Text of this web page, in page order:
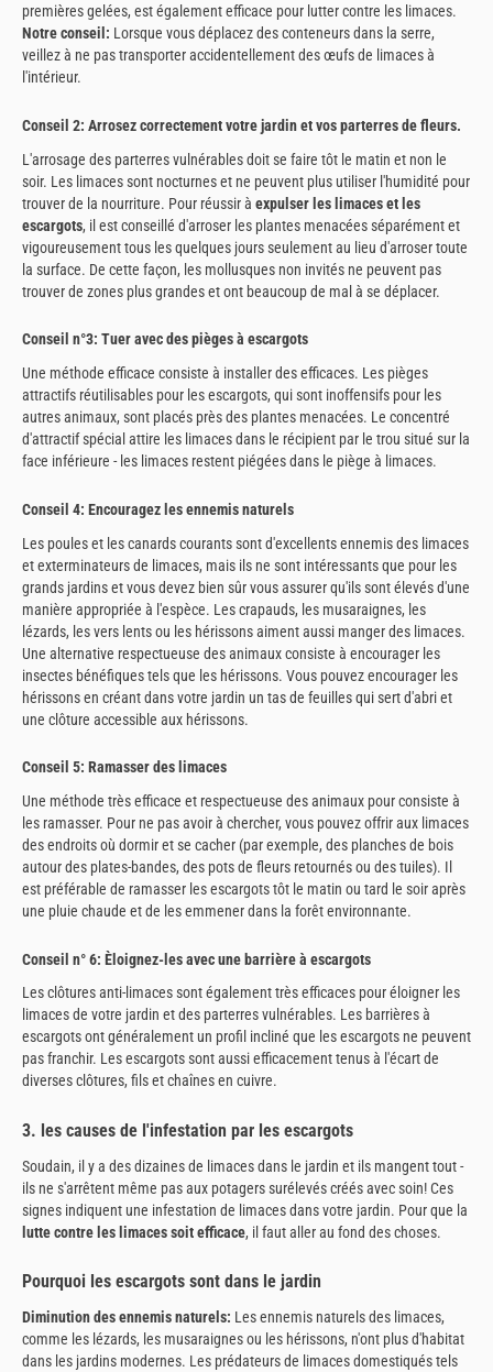
premières gelées, est également efficace pour lutter contre les limaces.
Notre conseil: Lorsque vous déplacez des conteneurs dans la serre,
veillez à ne pas transporter accidentellement des œufs de limaces à
l'intérieur.
Conseil 2: Arrosez correctement votre jardin et vos parterres de fleurs.
L'arrosage des parterres vulnérables doit se faire tôt le matin et non le
soir. Les limaces sont nocturnes et ne peuvent plus utiliser l'humidité pour
trouver de la nourriture. Pour réussir à expulser les limaces et les
escargots, il est conseillé d'arroser les plantes menacées séparément et
vigoureusement tous les quelques jours seulement au lieu d'arroser toute
la surface. De cette façon, les mollusques non invités ne peuvent pas
trouver de zones plus grandes et ont beaucoup de mal à se déplacer.
Conseil n°3: Tuer avec des pièges à escargots
Une méthode efficace consiste à installer des efficaces. Les pièges
attractifs réutilisables pour les escargots, qui sont inoffensifs pour les
autres animaux, sont placés près des plantes menacées. Le concentré
d'attractif spécial attire les limaces dans le récipient par le trou situé sur la
face inférieure - les limaces restent piégées dans le piège à limaces.
Conseil 4: Encouragez les ennemis naturels
Les poules et les canards courants sont d'excellents ennemis des limaces
et exterminateurs de limaces, mais ils ne sont intéressants que pour les
grands jardins et vous devez bien sûr vous assurer qu'ils sont élevés d'une
manière appropriée à l'espèce. Les crapauds, les musaraignes, les
lézards, les vers lents ou les hérissons aiment aussi manger des limaces.
Une alternative respectueuse des animaux consiste à encourager les
insectes bénéfiques tels que les hérissons. Vous pouvez encourager les
hérissons en créant dans votre jardin un tas de feuilles qui sert d'abri et
une clôture accessible aux hérissons.
Conseil 5: Ramasser des limaces
Une méthode très efficace et respectueuse des animaux pour consiste à
les ramasser. Pour ne pas avoir à chercher, vous pouvez offrir aux limaces
des endroits où dormir et se cacher (par exemple, des planches de bois
autour des plates-bandes, des pots de fleurs retournés ou des tuiles). Il
est préférable de ramasser les escargots tôt le matin ou tard le soir après
une pluie chaude et de les emmener dans la forêt environnante.
Conseil n° 6: Èloignez-les avec une barrière à escargots
Les clôtures anti-limaces sont également très efficaces pour éloigner les
limaces de votre jardin et des parterres vulnérables. Les barrières à
escargots ont généralement un profil incliné que les escargots ne peuvent
pas franchir. Les escargots sont aussi efficacement tenus à l'écart de
diverses clôtures, fils et chaînes en cuivre.
3. les causes de l'infestation par les escargots
Soudain, il y a des dizaines de limaces dans le jardin et ils mangent tout -
ils ne s'arrêtent même pas aux potagers surélevés créés avec soin! Ces
signes indiquent une infestation de limaces dans votre jardin. Pour que la
lutte contre les limaces soit efficace, il faut aller au fond des choses.
Pourquoi les escargots sont dans le jardin
Diminution des ennemis naturels: Les ennemis naturels des limaces,
comme les lézards, les musaraignes ou les hérissons, n'ont plus d'habitat
dans les jardins modernes. Les prédateurs de limaces domestiqués tels